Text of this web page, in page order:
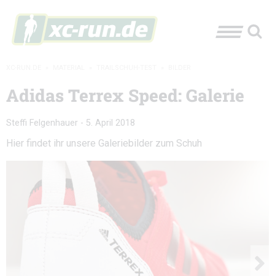
Adidas Terrex Speed: Galerie
Steffi Felgenhauer - 5. April 2018
Hier findet ihr unsere Galeriebilder zum Schuh